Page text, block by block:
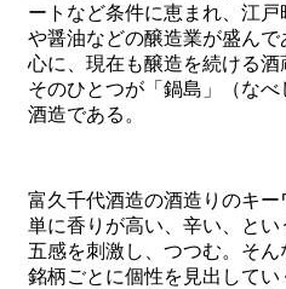
ートなど条件に恵まれ、江
や醤油などの醸造業が盛ん
心に、現在も醸造を続ける酒
そのひとつが「鍋島」（な
酒造である。
富久千代酒造の酒造りのキー
単に香りが高い、辛い、とい
五感を刺激し、つつむ。そん
銘柄ごとに個性を見出して